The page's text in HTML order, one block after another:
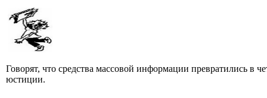
Говорят, что средства массовой информации превратились в
юстиции.